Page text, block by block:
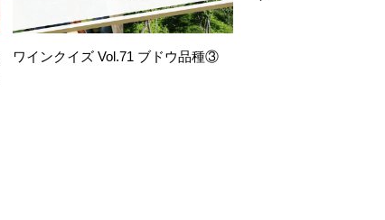
ワインクイズ Vol.71 ブドウ品種③